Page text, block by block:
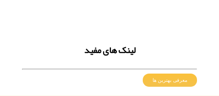
لینک های مفید
معرفی بهترین ها